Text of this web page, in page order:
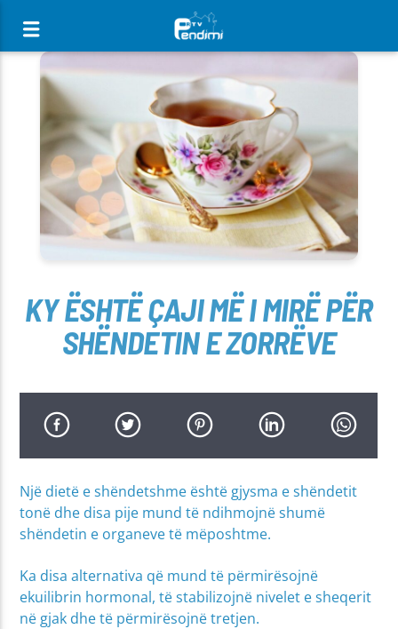
[There are no radio stations in the database]
KY ËSHTË ÇAJI MË I MIRË PËR
SHËNDETIN E ZORRËVE
Një dietë e shëndetshme është gjysma e shëndetit
tonë dhe disa pije mund të ndihmojnë shumë
shëndetin e organeve të mëposhtme.
Ka disa alternativa që mund të përmirësojnë
ekuilibrin hormonal, të stabilizojnë nivelet e sheqerit
në gjak dhe të përmirësojnë tretjen.